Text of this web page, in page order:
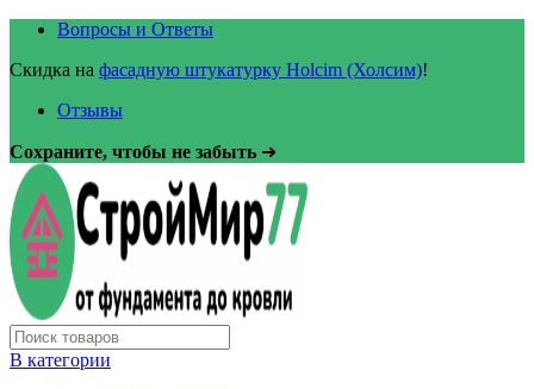
Вопросы и Ответы
Скидка на фасадную штукатурку Holcim (Холсим)!
Отзывы
Сохраните, чтобы не забыть ➜
В категории